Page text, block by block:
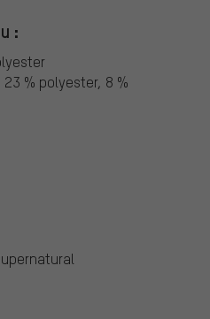
:
% polyester, 8 %